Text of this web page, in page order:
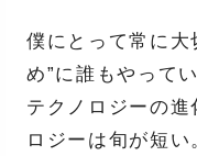
僕にとって常に大
め”に誰もやって
テクノロジーの進
ロジーは旬が短